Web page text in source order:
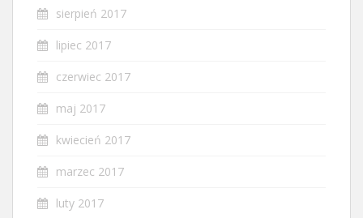
sierpień 2017
lipiec 2017
czerwiec 2017
maj 2017
kwiecień 2017
marzec 2017
luty 2017